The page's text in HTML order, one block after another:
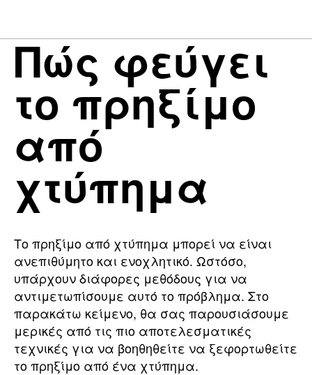
Πώς φεύγει
το πρηξίμο
από
χτύπημα
Το πρηξίμο από χτύπημα μπορεί να είναι
ανεπιθύμητο και ενοχλητικό. Ωστόσο,
υπάρχουν διάφορες μεθόδους για να
αντιμετωπίσουμε αυτό το πρόβλημα. Στο
παρακάτω κείμενο, θα σας παρουσιάσουμε
μερικές από τις πιο αποτελεσματικές
τεχνικές για να βοηθηθείτε να ξεφορτωθείτε
το πρηξίμο από ένα χτύπημα.